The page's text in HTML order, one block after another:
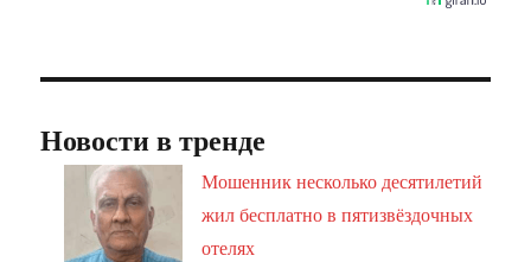
Новости в тренде
Мошенник несколько десятилетий
жил бесплатно в пятизвёздочных
отелях